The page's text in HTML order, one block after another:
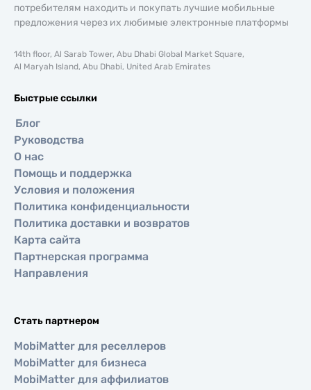
потребителям находить и покупать лучшие мобильные
предложения через их любимые электронные платформы
14th floor, Al Sarab Tower, Abu Dhabi Global Market Square,
Al Maryah Island, Abu Dhabi, United Arab Emirates
Быстрые ссылки
Блог
Руководства
О нас
Помощь и поддержка
Условия и положения
Политика конфиденциальности
Политика доставки и возвратов
Карта сайта
Партнерская программа
Направления
Стать партнером
MobiMatter для реселлеров
MobiMatter для бизнеса
MobiMatter для аффилиатов